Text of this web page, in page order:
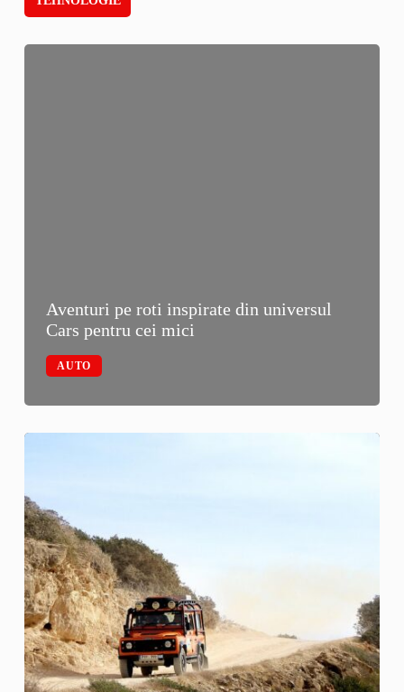
Aventuri pe roti inspirate din universul
Cars pentru cei mici
AUTO